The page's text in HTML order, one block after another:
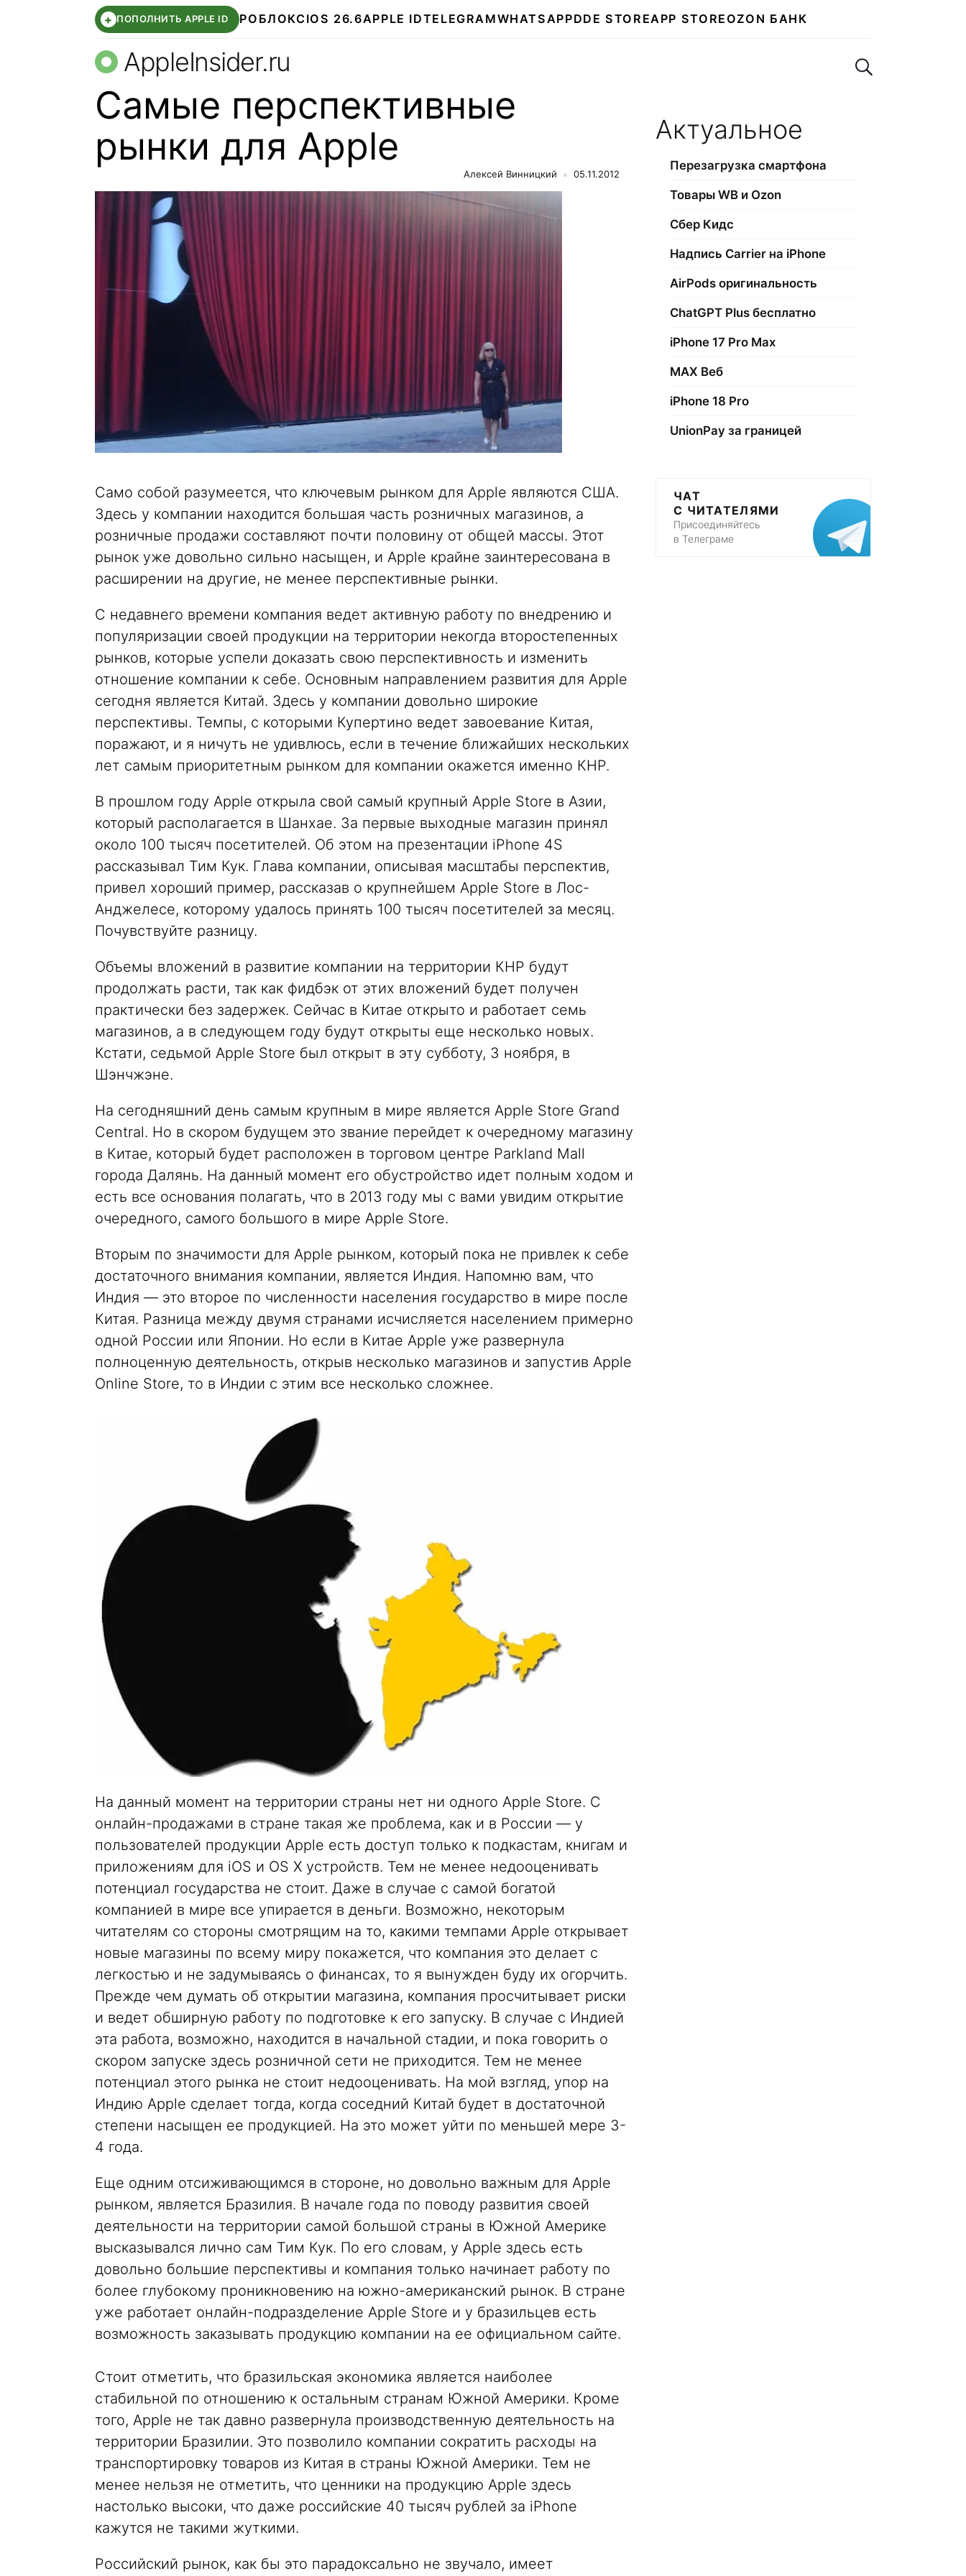
+ ПОПОЛНИТЬ APPLE ID РОБЛОКС IOS 26.6APPLE IDTELEGRAMWHATSAPPDDE STOREAPP STORE OZON БАНК
AppleInsider.ru Поиск по сайту
Самые перспективные
рынки для Apple
Алексей Винницкий 05.11.2012
Само собой разумеется, что ключевым рынком для Apple являются США.
Здесь у компании находится большая часть розничных магазинов, а
розничные продажи составляют почти половину от общей массы. Этот
рынок уже довольно сильно насыщен, и Apple крайне заинтересована в
расширении на другие, не менее перспективные рынки.
С недавнего времени компания ведет активную работу по внедрению и
популяризации своей продукции на территории некогда второстепенных
рынков, которые успели доказать свою перспективность и изменить
отношение компании к себе. Основным направлением развития для Apple
сегодня является Китай. Здесь у компании довольно широкие
перспективы. Темпы, с которыми Купертино ведет завоевание Китая,
поражают, и я ничуть не удивлюсь, если в течение ближайших нескольких
лет самым приоритетным рынком для компании окажется именно КНР.
В прошлом году Apple открыла свой самый крупный Apple Store в Азии,
который располагается в Шанхае. За первые выходные магазин принял
около 100 тысяч посетителей. Об этом на презентации iPhone 4S
рассказывал Тим Кук. Глава компании, описывая масштабы перспектив,
привел хороший пример, рассказав о крупнейшем Apple Store в Лос-
Анджелесе, которому удалось принять 100 тысяч посетителей за месяц.
Почувствуйте разницу.
Объемы вложений в развитие компании на территории КНР будут
продолжать расти, так как фидбэк от этих вложений будет получен
практически без задержек. Сейчас в Китае открыто и работает семь
магазинов, а в следующем году будут открыты еще несколько новых.
Кстати, седьмой Apple Store был открыт в эту субботу, 3 ноября, в
Шэнчжэне.
На сегодняшний день самым крупным в мире является Apple Store Grand
Central. Но в скором будущем это звание перейдет к очередному магазину
в Китае, который будет расположен в торговом центре Parkland Mall
города Далянь. На данный момент его обустройство идет полным ходом и
есть все основания полагать, что в 2013 году мы с вами увидим открытие
очередного, самого большого в мире Apple Store.
Вторым по значимости для Apple рынком, который пока не привлек к себе
достаточного внимания компании, является Индия. Напомню вам, что
Индия — это второе по численности населения государство в мире после
Китая. Разница между двумя странами исчисляется населением примерно
одной России или Японии. Но если в Китае Apple уже развернула
полноценную деятельность, открыв несколько магазинов и запустив Apple
Online Store, то в Индии с этим все несколько сложнее.
На данный момент на территории страны нет ни одного Apple Store. С
онлайн-продажами в стране такая же проблема, как и в России — у
пользователей продукции Apple есть доступ только к подкастам, книгам и
приложениям для iOS и OS X устройств. Тем не менее недооценивать
потенциал государства не стоит. Даже в случае с самой богатой
компанией в мире все упирается в деньги. Возможно, некоторым
читателям со стороны смотрящим на то, какими темпами Apple открывает
новые магазины по всему миру покажется, что компания это делает с
легкостью и не задумываясь о финансах, то я вынужден буду их огорчить.
Прежде чем думать об открытии магазина, компания просчитывает риски
и ведет обширную работу по подготовке к его запуску. В случае с Индией
эта работа, возможно, находится в начальной стадии, и пока говорить о
скором запуске здесь розничной сети не приходится. Тем не менее
потенциал этого рынка не стоит недооценивать. На мой взгляд, упор на
Индию Apple сделает тогда, когда соседний Китай будет в достаточной
степени насыщен ее продукцией. На это может уйти по меньшей мере 3-
4 года.
Еще одним отсиживающимся в стороне, но довольно важным для Apple
рынком, является Бразилия. В начале года по поводу развития своей
деятельности на территории самой большой страны в Южной Америке
высказывался лично сам Тим Кук. По его словам, у Apple здесь есть
довольно большие перспективы и компания только начинает работу по
более глубокому проникновению на южно-американский рынок. В стране
уже работает онлайн-подразделение Apple Store и у бразильцев есть
возможность заказывать продукцию компании на ее официальном сайте.
Стоит отметить, что бразильская экономика является наиболее
стабильной по отношению к остальным странам Южной Америки. Кроме
того, Apple не так давно развернула производственную деятельность на
территории Бразилии. Это позволило компании сократить расходы на
транспортировку товаров из Китая в страны Южной Америки. Тем не
менее нельзя не отметить, что ценники на продукцию Apple здесь
настолько высоки, что даже российские 40 тысяч рублей за iPhone
кажутся не такими жуткими.
Российский рынок, как бы это парадоксально не звучало, имеет
Актуальное
Перезагрузка смартфона
Товары WB и Ozon
Сбер Кидс
Надпись Carrier на iPhone
AirPods оригинальность
ChatGPT Plus бесплатно
iPhone 17 Pro Max
МАХ Веб
iPhone 18 Pro
UnionPay за границей
ЧАТ
С ЧИТАТЕЛЯМИ
Присоединяйтесь
в Телеграме